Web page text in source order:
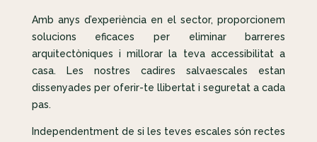
Amb anys d’experiència en el sector, proporcionem
solucions eficaces per eliminar barreres
arquitectòniques i millorar la teva accessibilitat a
casa. Les nostres cadires salvaescales estan
dissenyades per oferir-te llibertat i seguretat a cada
pas.
Independentment de si les teves escales són rectes